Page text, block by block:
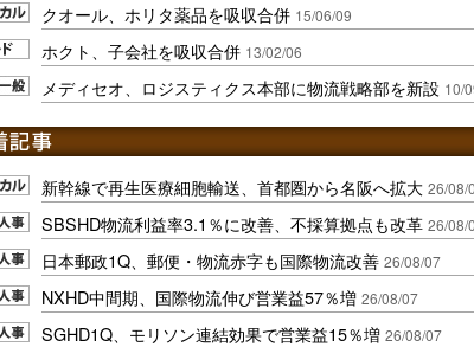
クオール、ホリタ薬品を吸収合併 15/06/09
ホクト、子会社を吸収合併 13/02/06
メディセオ、ロジスティクス本部に物流戦略部を新設 10/
新幹線で再生医療細胞輸送、首都圏から名阪へ拡大 26/08/
SBSHD物流利益率3.1％に改善、不採算拠点も改革 26/08/
日本郵政1Q、郵便・物流赤字も国際物流改善 26/08/07
NXHD中間期、国際物流伸び営業益57％増 26/08/07
SGHD1Q、モリソン連結効果で営業益15％増 26/08/07